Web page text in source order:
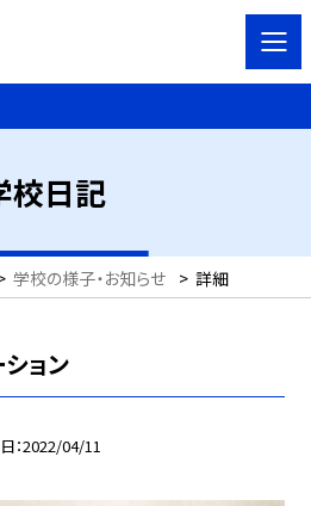
校日記
学校の様子・お知らせ > 詳細
ョン
2022/04/11